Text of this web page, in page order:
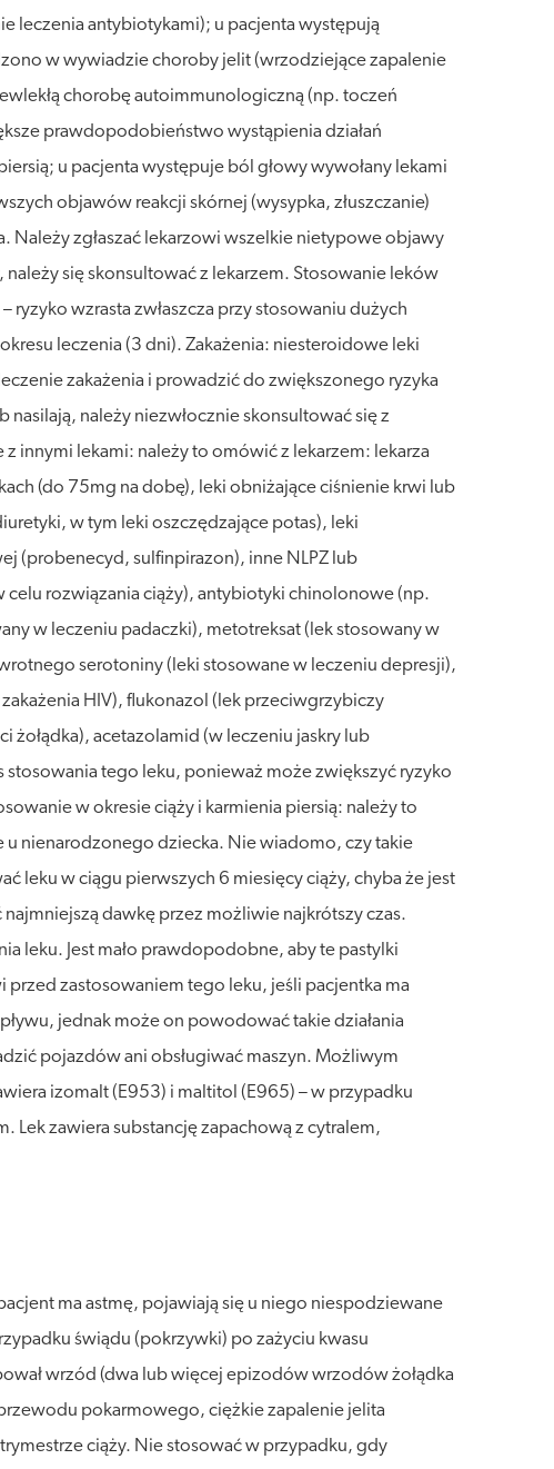
leczenia antybiotykami); u pacjenta występują
w wywiadzie choroby jelit (wrzodziejące zapalenie
chorobę autoimmunologiczną (np. toczeń
prawdopodobieństwo wystąpienia działań
u pacjenta występuje ból głowy wywołany lekami
objawów reakcji skórnej (wysypka, złuszczanie)
Należy zgłaszać lekarzowi wszelkie nietypowe objawy
się skonsultować z lekarzem. Stosowanie leków
wzrasta zwłaszcza przy stosowaniu dużych
leczenia (3 dni). Zakażenia: niesteroidowe leki
zakażenia i prowadzić do zwiększonego ryzyka
należy niezwłocznie skonsultować się z
innymi lekami: należy to omówić z lekarzem: lekarza
(do 75mg na dobę), leki obniżające ciśnienie krwi lub
w tym leki oszczędzające potas), leki
(probenecyd, sulfinpirazon), inne NLPZ lub
rozwiązania ciąży), antybiotyki chinolonowe (np.
w leczeniu padaczki), metotreksat (lek stosowany w
serotoniny (leki stosowane w leczeniu depresji),
HIV), flukonazol (lek przeciwgrzybiczy
żołądka), acetazolamid (w leczeniu jaskry lub
tego leku, ponieważ może zwiększyć ryzyko
w okresie ciąży i karmienia piersią: należy to
nienarodzonego dziecka. Nie wiadomo, czy takie
leku w ciągu pierwszych 6 miesięcy ciąży, chyba że jest
dawkę przez możliwie najkrótszy czas.
leku. Jest mało prawdopodobne, aby te pastylki
przed zastosowaniem tego leku, jeśli pacjentka ma
jednak może on powodować takie działania
pojazdów ani obsługiwać maszyn. Możliwym
izomalt (E953) i maltitol (E965) – w przypadku
Lek zawiera substancję zapachową z cytralem,
ma astmę, pojawiają się u niego niespodziewane
świądu (pokrzywki) po zażyciu kwasu
wrzód (dwa lub więcej epizodów wrzodów żołądka
pokarmowego, ciężkie zapalenie jelita
ciąży. Nie stosować w przypadku, gdy